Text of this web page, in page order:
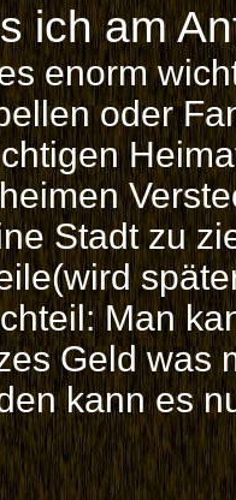
ich am
enorm
oder
Stadt zu
Man
Geld was
kann es